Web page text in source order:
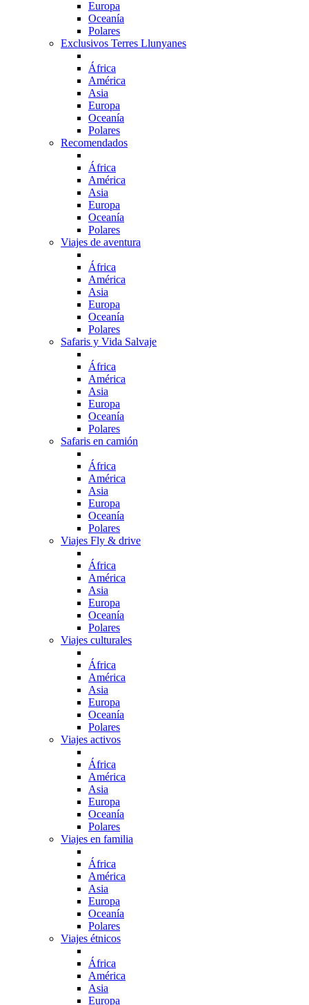
Europa
Oceanía
Polares
Exclusivos Terres Llunyanes
África
América
Asia
Europa
Oceanía
Polares
Recomendados
África
América
Asia
Europa
Oceanía
Polares
Viajes de aventura
África
América
Asia
Europa
Oceanía
Polares
Safaris y Vida Salvaje
África
América
Asia
Europa
Oceanía
Polares
Safaris en camión
África
América
Asia
Europa
Oceanía
Polares
Viajes Fly & drive
África
América
Asia
Europa
Oceanía
Polares
Viajes culturales
África
América
Asia
Europa
Oceanía
Polares
Viajes activos
África
América
Asia
Europa
Oceanía
Polares
Viajes en familia
África
América
Asia
Europa
Oceanía
Polares
Viajes étnicos
África
América
Asia
Europa